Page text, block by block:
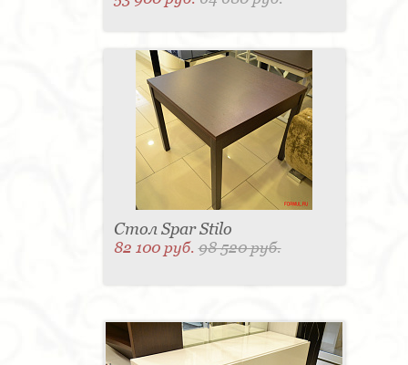
Стол Spar Stilo
82 100 руб.98 520 руб.